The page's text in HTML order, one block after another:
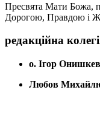
Пресвята Мати Божа,
Дорогою, Правдою і
редакційна
о. Ігор
Любов